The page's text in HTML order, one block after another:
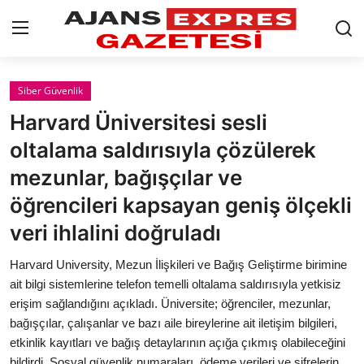
GİRİŞ YAP
AnaSayfa
Eskişehir Siyaset
Siyaset
Türkiye Gündemi
Yerel
Siber Güvenlik
Eğitim
Siber Güvenlik
Harvard Üniversitesi sesli
oltalama saldırısıyla çözülerek
mezunlar, bağışçılar ve
öğrencileri kapsayan geniş ölçekli
veri ihlalini doğruladı
Harvard University, Mezun İlişkileri ve Bağış Geliştirme birimine
ait bilgi sistemlerine telefon temelli oltalama saldırısıyla yetkisiz
erişim sağlandığını açıkladı. Üniversite; öğrenciler, mezunlar,
bağışçılar, çalışanlar ve bazı aile bireylerine ait iletişim bilgileri,
etkinlik kayıtları ve bağış detaylarının açığa çıkmış olabileceğini